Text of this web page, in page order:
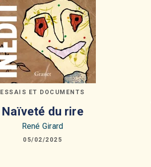
ESSAIS ET DOCUMENTS
Naïveté du rire
René Girard
05/02/2025